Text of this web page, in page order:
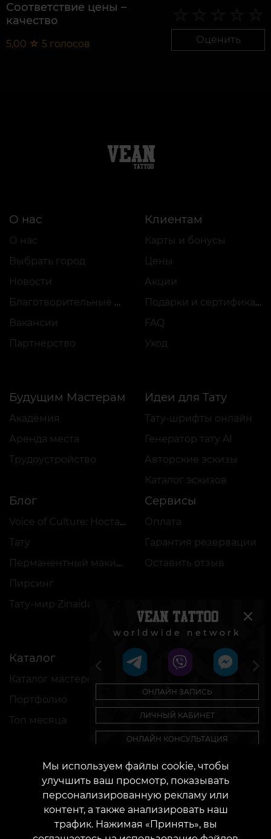
Соответствие цены –
качество
5,00 ☆ 5 голосов Оценить
О нас
О нас
Выбрать город
Новости
Благотворительные проекты
Вакансии
Партнёрство
Клиентам
Карты и бонусы
Цены
Акции
Подарки и сертификаты
FAQ
Уход
Будущим Мастерам
Академия
Аренда места
Трудоустройство
Идеи для Тату
Тату-шрифты онлайн
Генератор тату AI
Авторские эскизы
Каталог эскизов
Блог
Voice of Culture: Ностальгия по 2000-м
Тату
Перманентный макияж
Пирсинг
Сервисы
Оплата
Гарантия резервации
Оставить отзыв
Каталог
Каталог мастеров
Портфолио
Топ месяца
Важное
Конфиденциальность
Публичная оферта
Документация
КОНТАКТЫ
worldwide network
ОНЛАЙН ЗАПИСЬ
ЛИЧНЫЙ КАБИНЕТ
ОНЛАЙН КОНСУЛЬТАЦИЯ
ПОЗВОНИТЬ
Нужна помощь с эскизом?
Авторские эскизы
Примерить эскиз
Мы используем файлы cookie, чтобы
улучшить ваш просмотр, показывать
персонализированную рекламу или
контент, а также анализировать наш
трафик. Нажимая «Принять», вы